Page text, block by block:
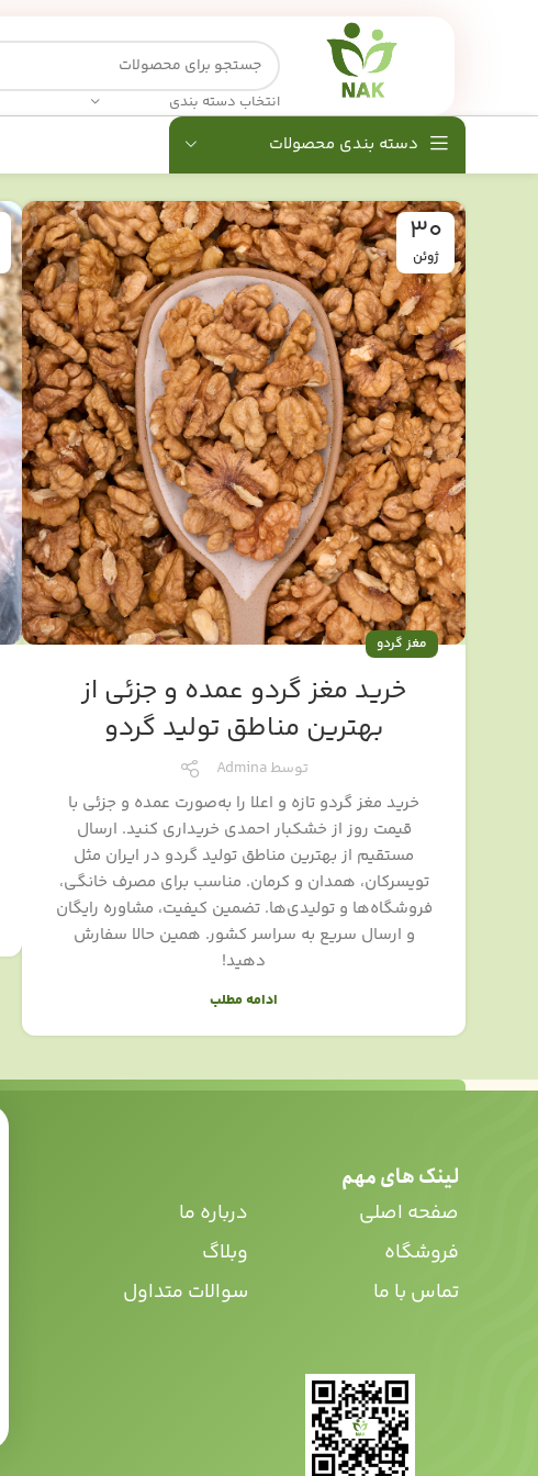
انتخاب دسته بندی
دسته بندی محصولات
30
ژوئن
مغز گردو
خرید مغز گردو عمده و جزئی از
بهترین مناطق تولید گردو
توسطAdmina
خرید مغز گردو تازه و اعلا را به‌صورت عمده و جزئی با
قیمت روز از خشکبار احمدی خریداری کنید. ارسال
مستقیم از بهترین مناطق تولید گردو در ایران مثل
تویسرکان، همدان و کرمان. مناسب برای مصرف خانگی،
فروشگاه‌ها و تولیدی‌ها. تضمین کیفیت، مشاوره رایگان
و ارسال سریع به سراسر کشور. همین حالا سفارش
دهید!
ادامه مطلب
لینک های مهم
صفحه اصلی
فروشگاه
تماس با ما
درباره ما
وبلاگ
سوالات متداول